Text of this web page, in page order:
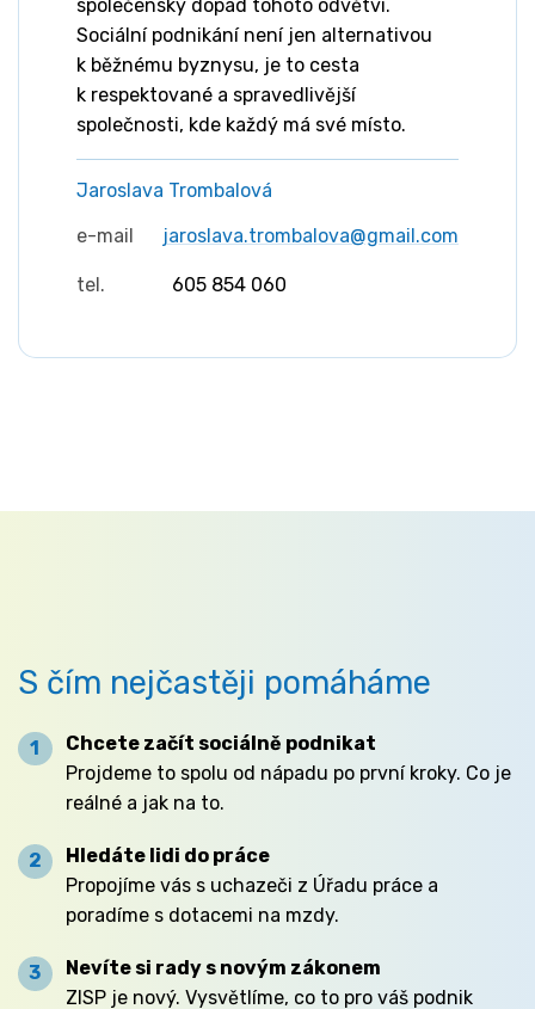
společenský dopad tohoto odvětví.
Sociální podnikání není jen alternativou
k běžnému byznysu, je to cesta
k respektované a spravedlivější
společnosti, kde každý má své místo.
Jaroslava Trombalová
e-mail
jaroslava.trombalova@gmail.com
tel. 605 854 060
S čím nejčastěji pomáháme
Chcete začít sociálně podnikat
Projdeme to spolu od nápadu po první kroky. Co je
reálné a jak na to.
Hledáte lidi do práce
Propojíme vás s uchazeči z Úřadu práce a
poradíme s dotacemi na mzdy.
Nevíte si rady s novým zákonem
ZISP je nový. Vysvětlíme, co to pro váš podnik